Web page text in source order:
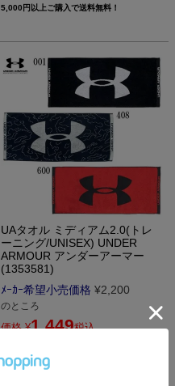
5,000円以上ご購入で送料無料！
UAタオル ミディアム2.0(トレ
ーニング/UNISEX) UNDER
ARMOUR アンダーアーマー
(1353581)
ﾒｰｶｰ希望小売価格 ¥2,200
のところ
価格 ¥1,449税込
5,000円以上ご購入で送料無料！